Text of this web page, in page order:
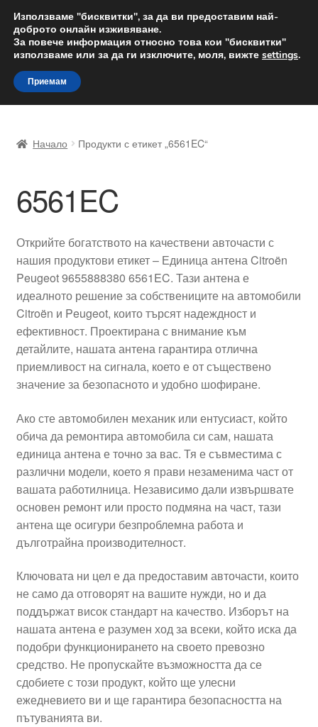
ДОСТАВКА от 12 лв.
Доставка по целия свят
Skip
to
navigation
Skip
to
content
Доставка по целия свят
Жалби
Количка
Контакт
Моята сметка
Плащанията
Политика за поверителност
Правила и условия
Процедура за рекламации
Разгледайте
Транспорт
Начало Продукти с етикет „6561EC“
6561EC
Открийте богатството на качествени авточасти с
нашия продуктови етикет – Единица антена Citroën
Peugeot 9655888380 6561EC. Тази антена е
идеалното решение за собствениците на автомобили
Citroën и Peugeot, които търсят надеждност и
ефективност. Проектирана с внимание към
детайлите, нашата антена гарантира отлична
приемливост на сигнала, което е от съществено
значение за безопасното и удобно шофиране.
Ако сте автомобилен механик или ентусиаст, който
обича да ремонтира автомобила си сам, нашата
единица антена е точно за вас. Тя е съвместима с
различни модели, което я прави незаменима част от
вашата работилница. Независимо дали извършвате
основен ремонт или просто подмяна на част, тази
антена ще осигури безпроблемна работа и
дълготрайна производителност.
Ключовата ни цел е да предоставим авточасти, които
не само да отговорят на вашите нужди, но и да
поддържат висок стандарт на качество. Изборът на
нашата антена е разумен ход за всеки, който иска да
подобри функционирането на своето превозно
средство. Не пропускайте възможността да се
сдобиете с този продукт, който ще улесни
ежедневието ви и ще гарантира безопасността на
пътуванията ви.
Използваме "бисквитки", за да ви предоставим най-
доброто онлайн изживяване.
За повече информация относно това кои "бисквитки"
използваме или за да ги изключите, моля, вижте settings.
Приемам